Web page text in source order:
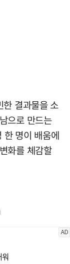
결과물을 소
으로 만드는
명이 배움에
화를 체감할